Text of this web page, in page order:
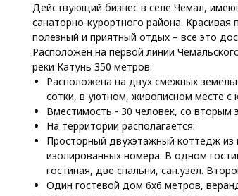
Действующий бизнес в селе Чемал,
санаторно-курортного района.
полезный и приятный отдых – все это
Расположен на первой линии
реки Катунь 350 метров.
Расположена на двух смежных
сотки, в уютном, живописном месте с
Вместимость - 30 человек, со вторым
На территории располагается:
Просторный двухэтажный коттедж
изолированных номера. В одном
гостиная, две спальни, сан.узел.
Один гостевой дом 6х6 метров,